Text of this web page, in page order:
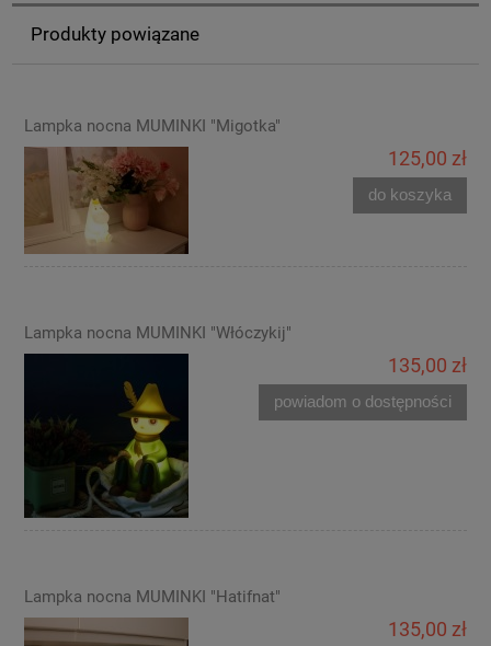
Produkty powiązane
Lampka nocna MUMINKI "Migotka"
125,00 zł
do koszyka
Lampka nocna MUMINKI "Włóczykij"
135,00 zł
powiadom o dostępności
Lampka nocna MUMINKI "Hatifnat"
135,00 zł